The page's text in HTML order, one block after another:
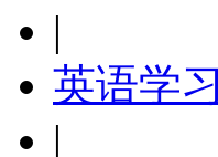
|
英语学
|